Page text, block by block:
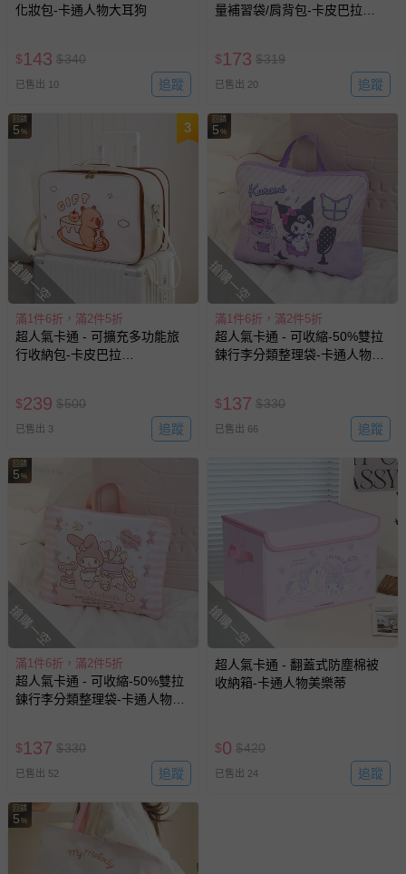
化妝包-卡通人物大耳狗
$143 $340
已售出 10 追蹤
量補習袋/肩背包-卡皮巴拉
$173 $319
已售出 20 追蹤
回饋
5 % 3
搶購一空
滿1件6折，滿2件5折
超人氣卡通 - 可擴充多功能旅
行收納包-卡皮巴拉
$239 $500
已售出 3 追蹤
回饋
5 %
搶購一空
滿1件6折，滿2件5折
超人氣卡通 - 可收縮-50%雙拉
鍊行李分類整理袋-卡通人物庫
$137 $330
已售出 66 追蹤
回饋
5 %
搶購一空
滿1件6折，滿2件5折
超人氣卡通 - 可收縮-50%雙拉
鍊行李分類整理袋-卡通人物美
$137 $330
已售出 52 追蹤
搶購一空
超人氣卡通 - 翻蓋式防塵棉被
收納箱-卡通人物美樂蒂
$0 $420
已售出 24 追蹤
回饋
5 %